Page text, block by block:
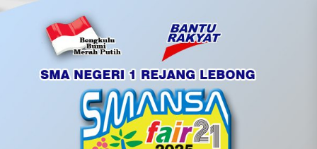
Skip
SMA NEGERI 1 REJANG LEBONG